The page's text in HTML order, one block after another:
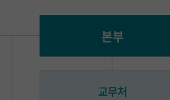
본부
교무처